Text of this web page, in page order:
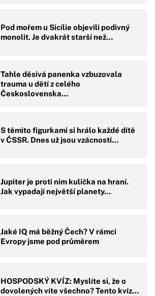
Pod mořem u Sicílie objevili podivný
monolit. Je dvakrát starší než…
Tahle děsivá panenka vzbuzovala
trauma u dětí z celého
Československa…
S těmito figurkami si hrálo každé dítě
v ČSSR. Dnes už jsou vzácností…
Jupiter je proti nim kulička na hraní.
Jak vypadají největší planety…
Jaké IQ má běžný Čech? V rámci
Evropy jsme pod průměrem
HOSPODSKÝ KVÍZ: Myslíte si, že o
dovolených víte všechno? Tento kvíz…